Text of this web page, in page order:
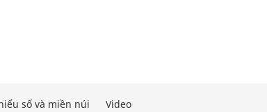
số và miền núi Video